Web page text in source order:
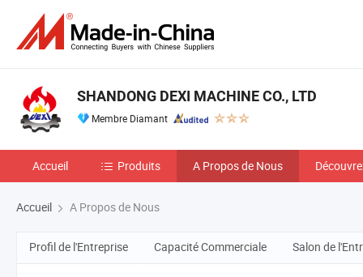
SHANDONG DEXI MACHINE CO., LTD
Membre Diamant
Accueil Produits A Propos de Nous
Accueil A Propos de Nous
Profil de l'Entreprise Capacité Commerciale Salon de